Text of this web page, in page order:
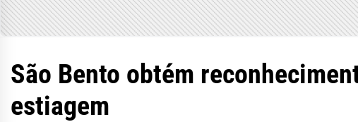
São Bento obtém
estiagem